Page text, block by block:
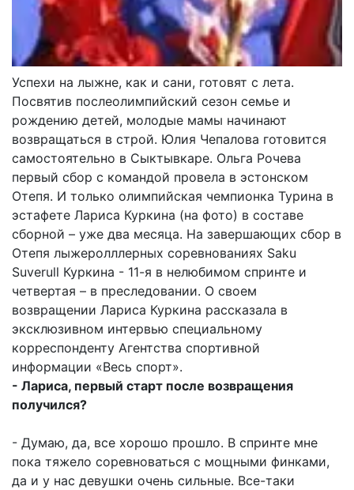
Успехи на лыжне, как и сани, готовят с лета.
Посвятив послеолимпийский сезон семье и
рождению детей, молодые мамы начинают
возвращаться в строй. Юлия Чепалова готовится
самостоятельно в Сыктывкаре. Ольга Рочева
первый сбор с командой провела в эстонском
Отепя. И только олимпийская чемпионка Турина в
эстафете Лариса Куркина (на фото) в составе
сборной – уже два месяца. На завершающих сбор в
Отепя лыжеролллерных соревнованиях Saku
Suverull Куркина - 11-я в нелюбимом спринте и
четвертая – в преследовании. О своем
возвращении Лариса Куркина рассказала в
эксклюзивном интервью специальному
корреспонденту Агентства спортивной
информации «Весь спорт».
- Лариса, первый старт после возвращения
получился?
- Думаю, да, все хорошо прошло. В спринте мне
пока тяжело соревноваться с мощными финками,
да и у нас девушки очень сильные. Все-таки